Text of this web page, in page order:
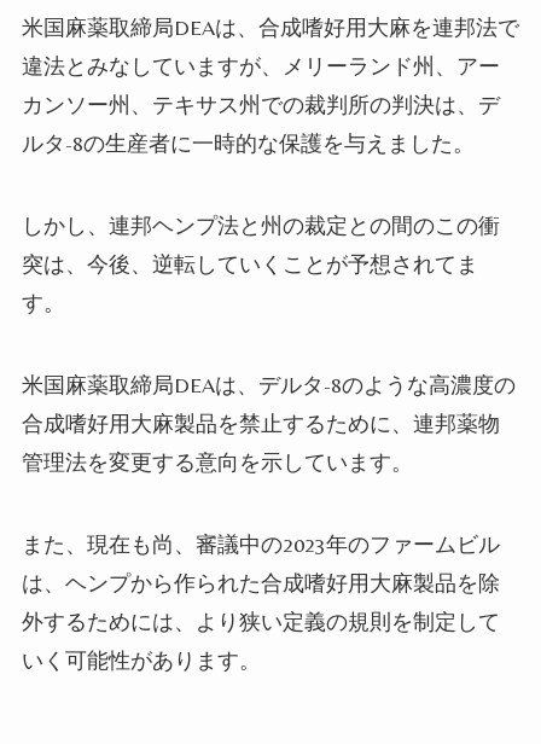
米国麻薬取締局DEAは、合成嗜好用大麻を連邦法で
違法とみなしていますが、メリーランド州、アー
カンソー州、テキサス州での裁判所の判決は、デ
ルタ-8の生産者に一時的な保護を与えました。
しかし、連邦ヘンプ法と州の裁定との間のこの衝
突は、今後、逆転していくことが予想されてま
す。
米国麻薬取締局DEAは、デルタ-8のような高濃度の
合成嗜好用大麻製品を禁止するために、連邦薬物
管理法を変更する意向を示しています。
また、現在も尚、審議中の2023年のファームビル
は、ヘンプから作られた合成嗜好用大麻製品を除
外するためには、より狭い定義の規則を制定して
いく可能性があります。